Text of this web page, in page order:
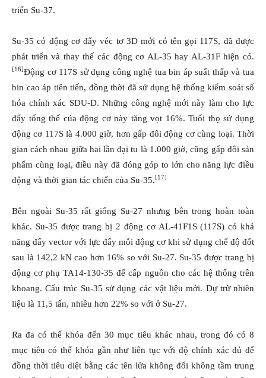
triển Su-37.
Su-35 có động cơ đẩy véc tơ 3D mới có tên gọi 117S, đã được
phát triển và thay thế các động cơ AL-35 hay AL-31F hiện có.
[16]Động cơ 117S sử dụng công nghệ tua bin áp suất thấp và tua
bin cao áp tiên tiến, đồng thời đã sử dụng hệ thống kiểm soát số
hóa chính xác SDU-D. Những công nghệ mới này làm cho lực
đẩy tổng thể của động cơ này tăng vọt 16%. Tuổi thọ sử dụng
động cơ 117S là 4.000 giờ, hơn gấp đôi động cơ cùng loại. Thời
gian cách nhau giữa hai lần đại tu là 1.000 giờ, cũng gấp đôi sản
phẩm cùng loại, điều này đã đóng góp to lớn cho năng lực điều
động và thời gian tác chiến của Su-35.[17]
Bên ngoài Su-35 rất giống Su-27 nhưng bên trong hoàn toàn
khác. Su-35 được trang bị 2 động cơ AL-41F1S (117S) có khả
năng đẩy vector với lực đẩy mỗi động cơ khi sử dụng chế độ đốt
sau là 142,2 kN cao hơn 16% so với Su-27. Su-35 được trang bị
động cơ phụ ТА14-130-35 để cấp nguồn cho các hệ thống trên
khoang. Cấu trúc Su-35 sử dụng các vật liệu mới. Dự trữ nhiên
liệu là 11,5 tấn, nhiều hơn 22% so với ở Su-27.
Ra đa có thể khóa đến 30 mục tiêu khác nhau, trong đó có 8
mục tiêu có thể khóa gần như liên tục với độ chính xác đủ để
đồng thời tiêu diệt bằng các tên lửa không đối không tầm trung